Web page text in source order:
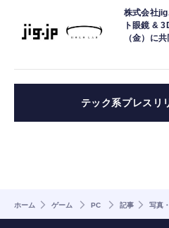
株式会社
ト眼鏡 &
（金）に
テック系プレスリ
ホーム ゲーム PC 記事 写真